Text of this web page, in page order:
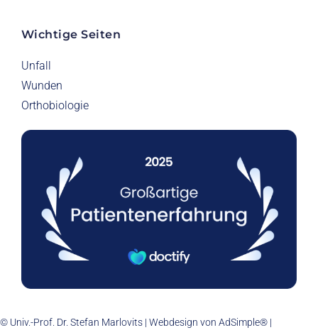
Wichtige Seiten
Unfall
Wunden
Orthobiologie
© Univ.-Prof. Dr. Stefan Marlovits | Webdesign von AdSimple®|